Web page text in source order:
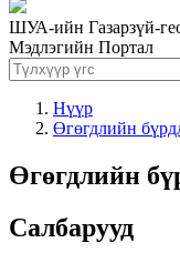
ШУА-ийн Газарзүй-
Мэдлэгийн Портал
Нүүр
Өгөгдлийн
Өгөгдлийн
Салбарууд